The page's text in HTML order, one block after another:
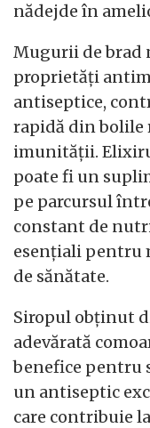
nădejde în
Mugurii de brad
proprietăți
antiseptice,
rapidă din bolile
imunității.
poate fi un
pe parcursul
constant de
esențiali pentru
de sănătate.
Siropul obținut
adevărată
benefice pentru
un antiseptic
care contribuie